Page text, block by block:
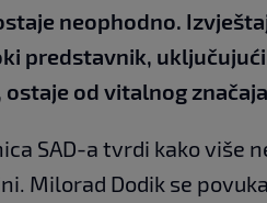
neophodno.
predstavnik,
od vitalnog
SAD-a tvrdi kako više
Milorad Dodik se